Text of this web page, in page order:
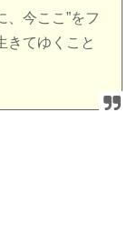
今ここ”をフ
きてゆくこと